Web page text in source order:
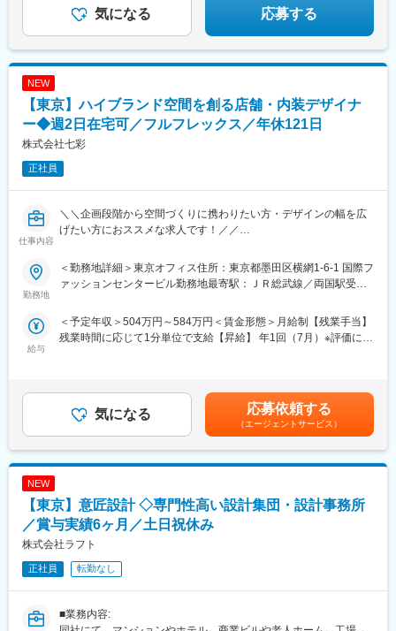
気になる 応募する
NEW
【東京】ハイブランド空間を創る店舗・内装デザイナ
ー◆週2日在宅可／フルフレックス／年休121日
株式会社七彩
正社員
仕事内容
＼＼企画段階から空間づくりに携わりたい方・デザインの幅を広
げたい方におススメな求人です！／／
■本求人の特徴・魅力：
◎創業約80年・業界を牽引する空間創造企業
◎週2日在宅勤務可・フルフレックス制度導入
◎年間休日121日・土日祝休み
1946年の創業以来、同社はマネキンメーカーのパイオニアとして
事業を展開しながら、空間創造の領域へと事業を拡大してきまし
た。
近年はアパレルブランドのウィンドウディスプレイやポップアッ
プストア、百貨店イベント、商業施設、医療施設など多様な案件
集します。
■業務内容：
アパレルメーカー、商業施設、百貨店、医療施設など既存顧客を
中心に、店舗内装やウィンドウディスプレイ、展示会ブース、ポ
ップアップストア等の空間デザイン業務をご担当いただきます。
間づくりを実現していただくポジションです。
企画から設計、施工まで一貫して携わることができるため、デザ
勤務地
＜勤務地詳細＞東京オフィス住所：東京都墨田区横網1-6-1 国際フ
ァッションセンタービル勤務地最寄駅：ＪＲ総武線／両国駅受動
ートワーク含む）
給与
＜予定年収＞504万円～584万円＜賃金形態＞月給制【残業手当】
残業時間に応じて1分単位で支給【昇給】 年1回（7月）※評価によ
3.5か月）※業績による※想定年収には20時間として年間分の想定
残業代・首都圏居住手当3万円/月を含む。 残業なしの想定年
収 446万～517万モデル年収■年収584万円：係長/入社5年(中
途)/30代■年収650万円：課長/入社10年(中途)/40代賃金はあくまで
も目安の金額であり、選考を通じて上下する可能性があります。
気になる 応募依頼する
（エージェントサービス）
NEW
【東京】意匠設計 ◇専門性高い設計集団・設計事務所
／賞与実績6ヶ月／土日祝休み
株式会社ラフト
正社員 転勤なし
■業務内容: